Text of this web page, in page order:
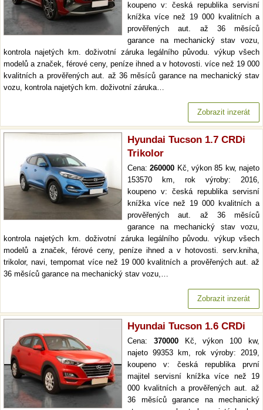
koupeno v: česká republika servisní
knížka více než 19 000 kvalitních a
prověřených aut. až 36 měsíců
garance na mechanický stav vozu,
kontrola najetých km. doživotní záruka legálního původu. výkup všech
modelů a značek, férové ceny, peníze ihned a v hotovosti. více než 19 000
kvalitních a prověřených aut. až 36 měsíců garance na mechanický stav
vozu, kontrola najetých km. doživotní záruka…
Zobrazit inzerát
Hyundai Tucson 1.7 CRDi
Trikolor
Cena:260000 Kč, výkon 85 kw, najeto
153570 km, rok výroby: 2016,
koupeno v: česká republika servisní
knížka více než 19 000 kvalitních a
prověřených aut. až 36 měsíců
garance na mechanický stav vozu,
kontrola najetých km. doživotní záruka legálního původu. výkup všech
modelů a značek, férové ceny, peníze ihned a v hotovosti. serv.kniha,
trikolor, navi, tempomat více než 19 000 kvalitních a prověřených aut. až
36 měsíců garance na mechanický stav vozu,…
Zobrazit inzerát
Hyundai Tucson 1.6 CRDi
Cena: 370000Kč, výkon 100 kw,
najeto 99353 km, rok výroby: 2019,
koupeno v: česká republika první
majitel servisní knížka více než 19
000 kvalitních a prověřených aut. až
36 měsíců garance na mechanický